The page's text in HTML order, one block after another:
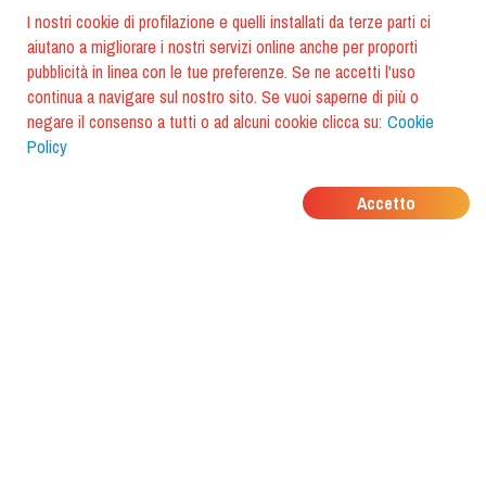
I nostri cookie di profilazione e quelli installati da terze parti ci
aiutano a migliorare i nostri servizi online anche per proporti
pubblicità in linea con le tue preferenze. Se ne accetti l'uso
continua a navigare sul nostro sito. Se vuoi saperne di più o
negare il consenso a tutti o ad alcuni cookie clicca su: Cookie
Policy
Accetto
DOVE MANGIANO I
TUOI AMICI?